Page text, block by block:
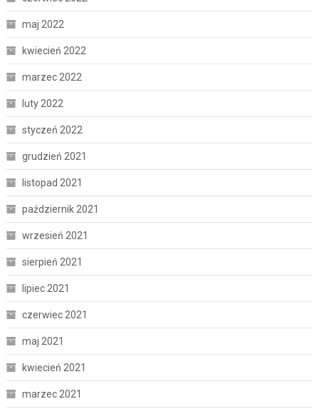
maj 2022
kwiecień 2022
marzec 2022
luty 2022
styczeń 2022
grudzień 2021
listopad 2021
październik 2021
wrzesień 2021
sierpień 2021
lipiec 2021
czerwiec 2021
maj 2021
kwiecień 2021
marzec 2021